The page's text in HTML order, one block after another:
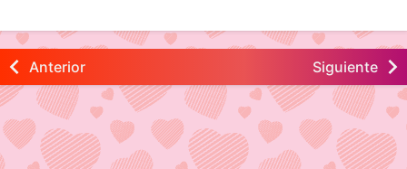
Anterior Siguiente